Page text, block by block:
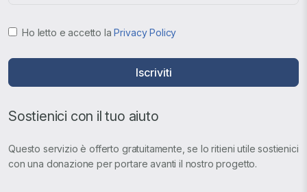
Ho letto e accetto laPrivacy Policy
Iscriviti
Sostienici con il tuo aiuto
Questo servizio è offerto gratuitamente, se lo ritieni utile sostienici
con una donazione per portare avanti il nostro progetto.